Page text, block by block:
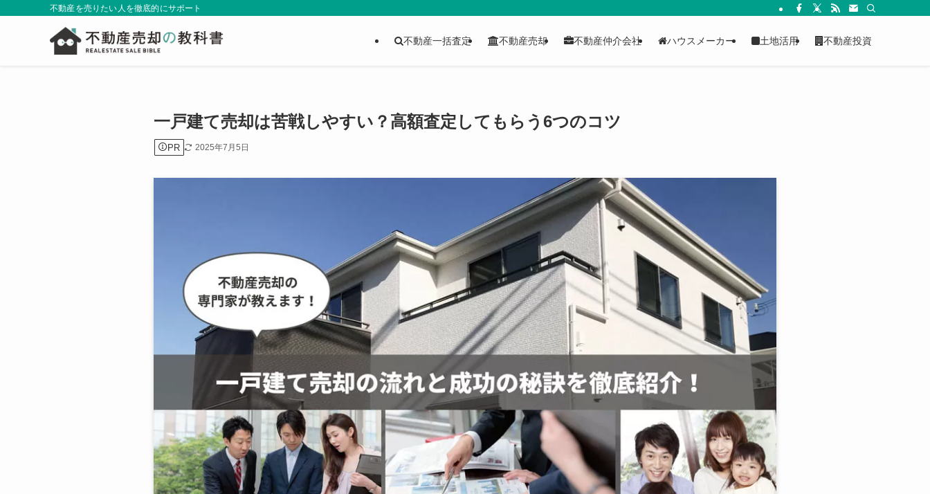
不動産を売りたい人を徹底的にサポート
不動産一括査定 不動産売却 不動産仲介会社 ハウスメーカー 土地活用 不動産投資
一戸建て売却は苦戦しやすい？高額査定してもらう6つのコツ
PR 2025年7月5日